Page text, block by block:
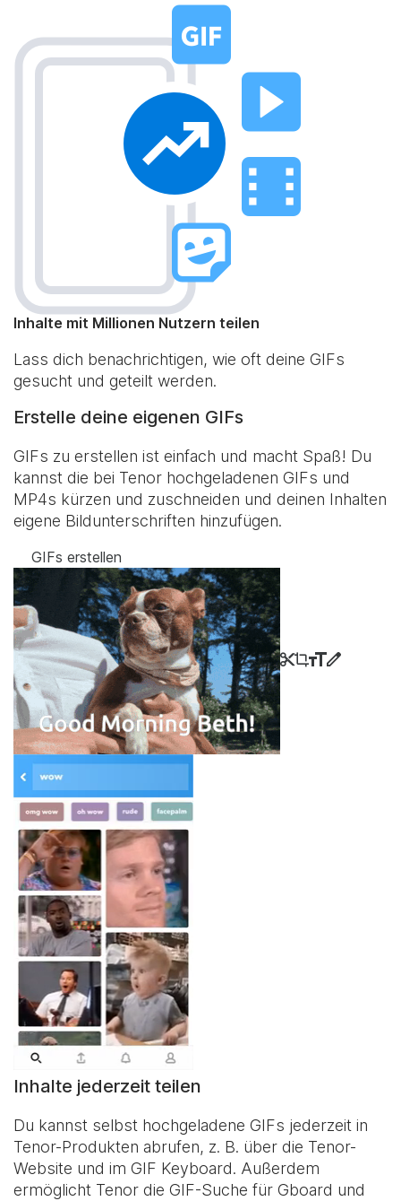
Inhalte mit Millionen Nutzern teilen
Lass dich benachrichtigen, wie oft deine GIFs
gesucht und geteilt werden.
Erstelle deine eigenen GIFs
GIFs zu erstellen ist einfach und macht Spaß! Du
kannst die bei Tenor hochgeladenen GIFs und
MP4s kürzen und zuschneiden und deinen Inhalten
eigene Bildunterschriften hinzufügen.
GIFs erstellen
Inhalte jederzeit teilen
Du kannst selbst hochgeladene GIFs jederzeit in
Tenor-Produkten abrufen, z. B. über die Tenor-
Website und im GIF Keyboard. Außerdem
ermöglicht Tenor die GIF-Suche für Gboard und